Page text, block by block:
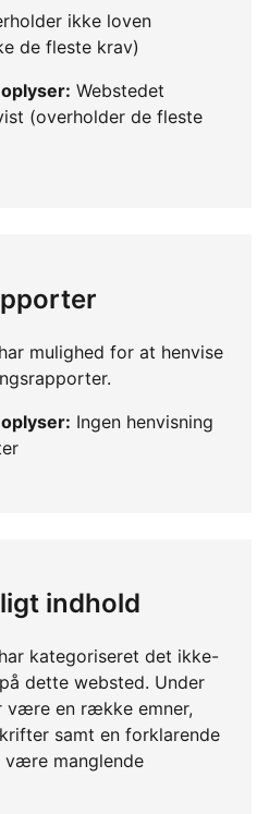
ikke loven
de fleste krav)
Webstedet
(overholder de fleste
mulighed for at henvise
Ingen henvisning
indhold
kategoriseret det ikke-
dette websted. Under
være en række emner,
samt en forklarende
være manglende